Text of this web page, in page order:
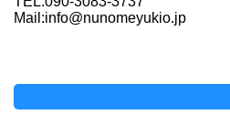
Mail:info@nunomeyukio.jp